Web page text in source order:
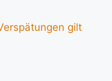
gilt